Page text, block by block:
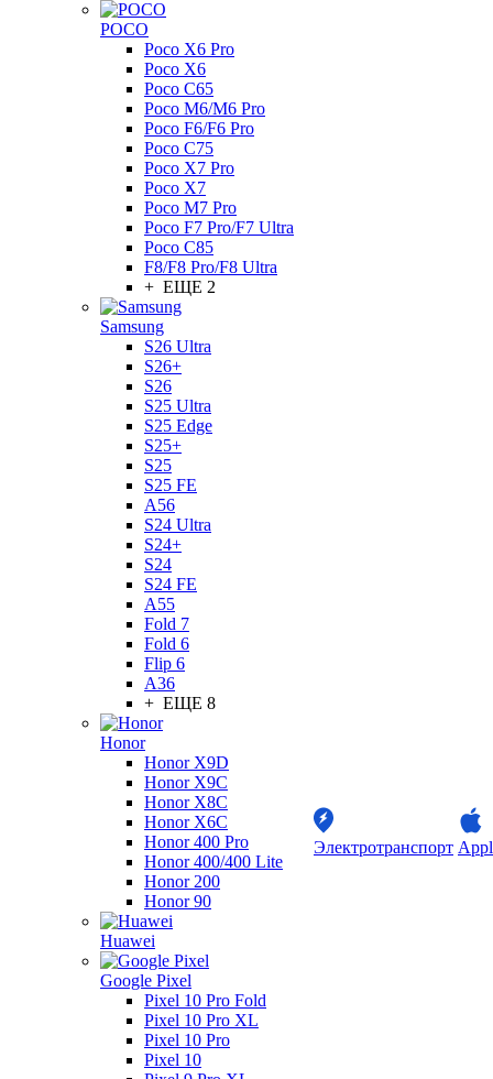
POCO
Poco X6 Pro
Poco X6
Poco C65
Poco M6/M6 Pro
Poco F6/F6 Pro
Poco C75
Poco X7 Pro
Poco X7
Poco M7 Pro
Poco F7 Pro/F7 Ultra
Poco C85
F8/F8 Pro/F8 Ultra
+ ЕЩЕ 2
Samsung
S26 Ultra
S26+
S26
S25 Ultra
S25 Edge
S25+
S25
S25 FE
A56
S24 Ultra
S24+
S24
S24 FE
A55
Fold 7
Fold 6
Flip 6
A36
+ ЕЩЕ 8
Honor
Honor X9D
Honor X9C
Honor X8C
Honor X6C
Honor 400 Pro
Honor 400/400 Lite
Honor 200
Honor 90
Huawei
Google Pixel
Pixel 10 Pro Fold
Pixel 10 Pro XL
Pixel 10 Pro
Pixel 10
Электротранспорт